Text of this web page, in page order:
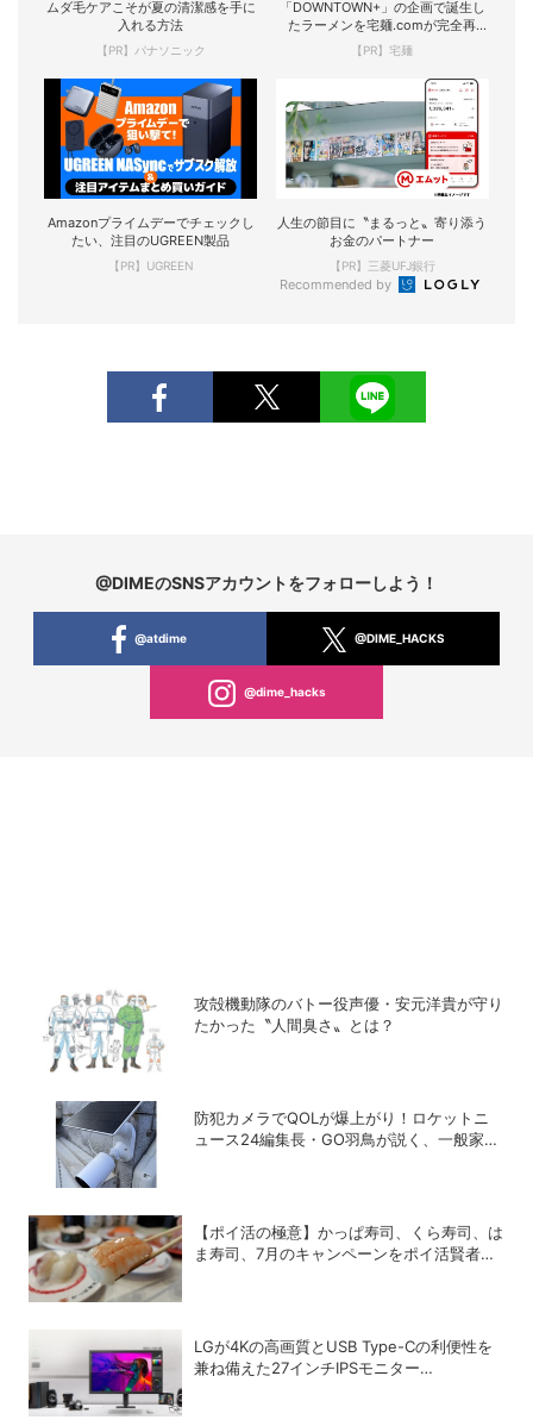
ムダ毛ケアこそが夏の清潔感を手に
入れる方法
【PR】パナソニック
「DOWNTOWN+」の企画で誕生し
たラーメンを宅麺.comが完全再
現！
【PR】宅麺
Amazonプライムデーでチェックし
たい、注目のUGREEN製品
【PR】UGREEN
人生の節目に〝まるっと〟寄り添う
お金のパートナー
【PR】三菱UFJ銀行
Recommended by
@DIMEのSNSアカウントをフォローしよう！
@atdime @DIME_HACKS
@dime_hacks
攻殻機動隊のバトー役声優・安元洋貴が守り
たかった〝人間臭さ〟とは？
防犯カメラでQOLが爆上がり！ロケットニ
ュース24編集長・GO羽鳥が説く、一般家庭
【ポイ活の極意】かっぱ寿司、くら寿司、は
ま寿司、7月のキャンペーンをポイ活賢者は
LGが4Kの高画質とUSB Type-Cの利便性を
兼ね備えた27インチIPSモニター